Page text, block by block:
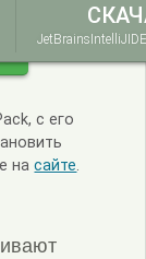
с его
насайте.